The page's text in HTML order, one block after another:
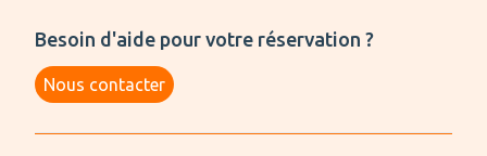
Besoin d'aide pour votre réservation ?
Nous contacter